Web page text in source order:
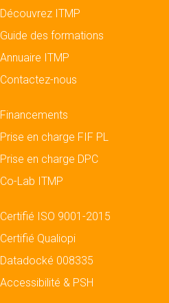
Découvrez ITMP
Guide des formations
Annuaire ITMP
Contactez-nous
Financements
Prise en charge FIF PL
Prise en charge DPC
Co-Lab ITMP
Certifié ISO 9001-2015
Certifié Qualiopi
Datadocké 008335
Accessibilité & PSH